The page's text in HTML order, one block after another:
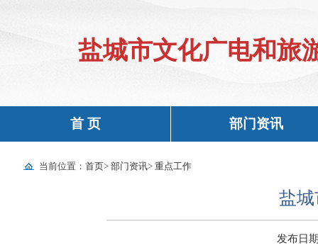
盐城市文化广电和旅
首 页 部门资讯
当前位置： 首页> 部门资讯> 重点工作
盐
发布日